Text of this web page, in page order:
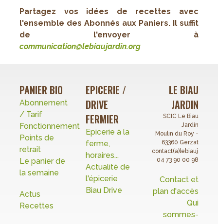
Partagez vos idées de recettes avec
l'ensemble des Abonnés aux Paniers. Il suffit
de l'envoyer à
communication@lebiaujardin.org
PANIER BIO
Abonnement
/ Tarif
Fonctionnement
Points de
retrait
Le panier de
la semaine
Actus
Recettes
EPICERIE /
DRIVE
FERMIER
Epicerie à la
ferme,
horaires...
Actualité de
l'épicerie
Biau Drive
LE BIAU
JARDIN
SCIC Le Biau
Jardin
Moulin du Roy -
63360 Gerzat
04 73 90 00 98
Contact et
plan d'accès
Qui
sommes-